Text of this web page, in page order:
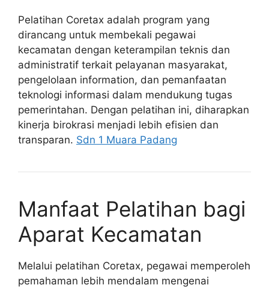
Pelatihan Coretax adalah program yang
dirancang untuk membekali pegawai
kecamatan dengan keterampilan teknis dan
administratif terkait pelayanan masyarakat,
pengelolaan information, dan pemanfaatan
teknologi informasi dalam mendukung tugas
pemerintahan. Dengan pelatihan ini, diharapkan
kinerja birokrasi menjadi lebih efisien dan
transparan. Sdn 1 Muara Padang
Manfaat Pelatihan bagi
Aparat Kecamatan
Melalui pelatihan Coretax, pegawai memperoleh
pemahaman lebih mendalam mengenai